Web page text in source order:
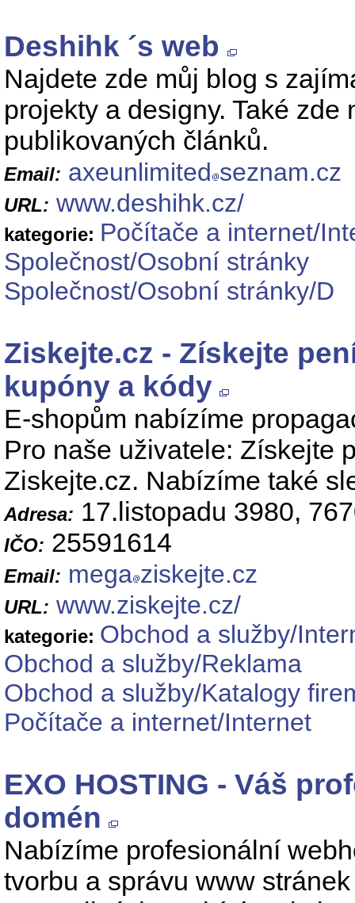
Deshihk ´s web
Najdete zde můj blog s
projekty a designy. Také
publikovaných článků.
Email: axeunlimited seznam.cz
URL: www.deshihk.cz/
kategorie: Počítače a internet/
Společnost/Osobní stránky
Společnost/Osobní stránky/D
Ziskejte.cz - Získejte
kupóny a kódy
E-shopům nabízíme
Pro naše uživatele: Získejte
Ziskejte.cz. Nabízíme také
Adresa: 17.listopadu 3980,
IČO: 25591614
Email: mega ziskejte.cz
URL: www.ziskejte.cz/
kategorie: Obchod a služby/
Obchod a služby/Reklama
Obchod a služby/Katalogy
Počítače a internet/Internet
EXO HOSTING - Váš
domén
Nabízíme profesionální
tvorbu a správu www